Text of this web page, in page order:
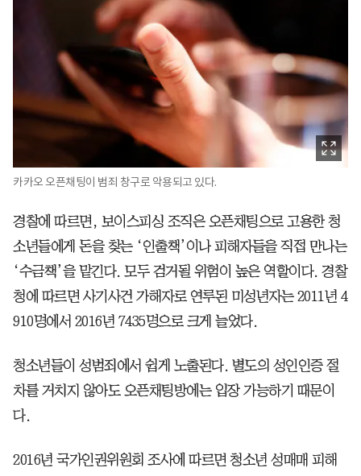
카카오 오픈채팅이 범죄 창구로 악용되고 있다.
경찰에 따르면, 보이스피싱 조직은 오픈채팅으로 고용한 청
소년들에게 돈을 찾는 ‘인출책’이나 피해자들을 직접 만나는
‘수금책’을 맡긴다. 모두 검거될 위험이 높은 역할이다. 경찰
청에 따르면 사기사건 가해자로 연루된 미성년자는 2011년 4
910명에서 2016년 7435명으로 크게 늘었다.
청소년들이 성범죄에서 쉽게 노출된다. 별도의 성인인증 절
차를 거치지 않아도 오픈채팅방에는 입장 가능하기 때문이
다.
2016년 국가인권위원회 조사에 따르면 청소년 성매매 피해